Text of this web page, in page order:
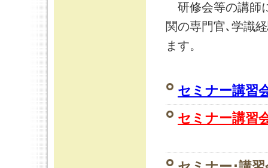
研修会等の講師
関の専門官､学識
ます。
セミナー講習
セミナー講習